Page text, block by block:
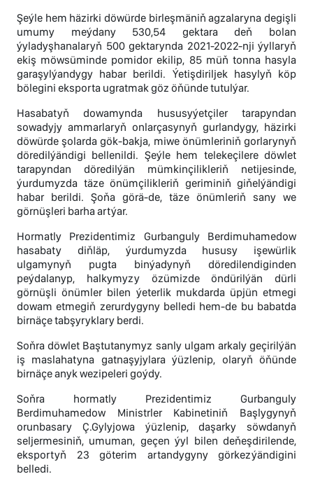
Şeýle hem häzirki döwürde birleşmäniň agzalaryna degişli
umumy meýdany 530,54 gektara deň bolan
ýyladyşhanalaryň 500 gektarynda 2021-2022-nji ýyllaryň
ekiş möwsüminde pomidor ekilip, 85 müň tonna hasyla
garaşylýandygy habar berildi. Ýetişdiriljek hasylyň köp
bölegini eksporta ugratmak göz öňünde tutulýar.
Hasabatyň dowamynda hususyýetçiler tarapyndan
sowadyjy ammarlaryň onlarçasynyň gurlandygy, häzirki
döwürde şolarda gök-bakja, miwe önümleriniň gorlarynyň
döredilýändigi bellenildi. Şeýle hem telekeçilere döwlet
tarapyndan döredilýän mümkinçilikleriň netijesinde,
ýurdumyzda täze önümçilikleriň geriminiň giňelýändigi
habar berildi. Şoňa görä-de, täze önümleriň sany we
görnüşleri barha artýar.
Hormatly Prezidentimiz Gurbanguly Berdimuhamedow
hasabaty diňläp, ýurdumyzda hususy işewürlik
ulgamynyň pugta binýadynyň döredilendiginden
peýdalanyp, halkymyzy özümizde öndürilýän dürli
görnüşli önümler bilen ýeterlik mukdarda üpjün etmegi
dowam etmegiň zerurdygyny belledi hem-de bu babatda
birnäçe tabşyryklary berdi.
Soňra döwlet Baştutanymyz sanly ulgam arkaly geçirilýän
iş maslahatyna gatnaşyjylara ýüzlenip, olaryň öňünde
birnäçe anyk wezipeleri goýdy.
Soňra hormatly Prezidentimiz Gurbanguly
Berdimuhamedow Ministrler Kabinetiniň Başlygynyň
orunbasary Ç.Gylyjowa ýüzlenip, daşarky söwdanyň
seljermesiniň, umuman, geçen ýyl bilen deňeşdirilende,
eksportyň 23 göterim artandygyny görkezýändigini
belledi.